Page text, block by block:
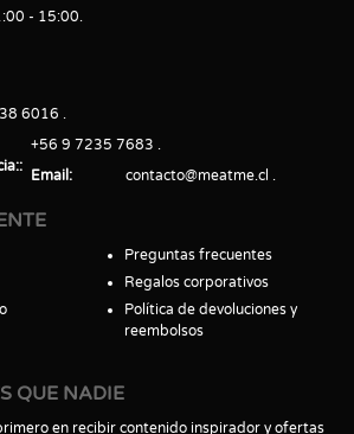
- 15:00
6016
+56 9 7235 7683
Email
contacto@meatme.cl
Preguntas frecuentes
Regalos corporativos
Política de devoluciones y
reembolsos
QUE NADIE
en recibir contenido inspirador y ofertas